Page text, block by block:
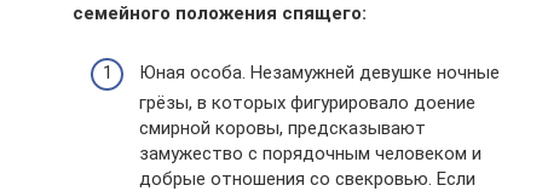
семейного положения спящего:
Юная особа. Незамужней девушке ночные
грёзы, в которых фигурировало доение
смирной коровы, предсказывают
замужество с порядочным человеком и
добрые отношения со свекровью. Если